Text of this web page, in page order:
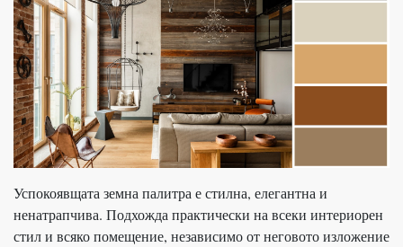
Успокоявщата земна палитра е стилна, елегантна и
ненатрапчива. Подхожда практически на всеки интериорен
стил и всяко помещение, независимо от неговото изложение